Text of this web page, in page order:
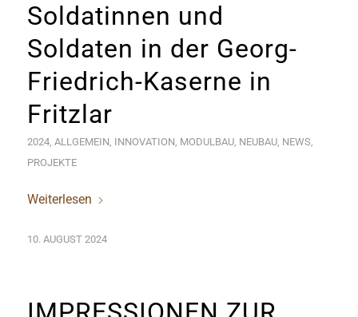
Soldatinnen und
Soldaten in der Georg-
Friedrich-Kaserne in
Fritzlar
2024, ALLGEMEIN, INNOVATION, MODULBAU, NEUBAU, NEWS,
PROJEKTE
Weiterlesen
10. AUGUST 2024